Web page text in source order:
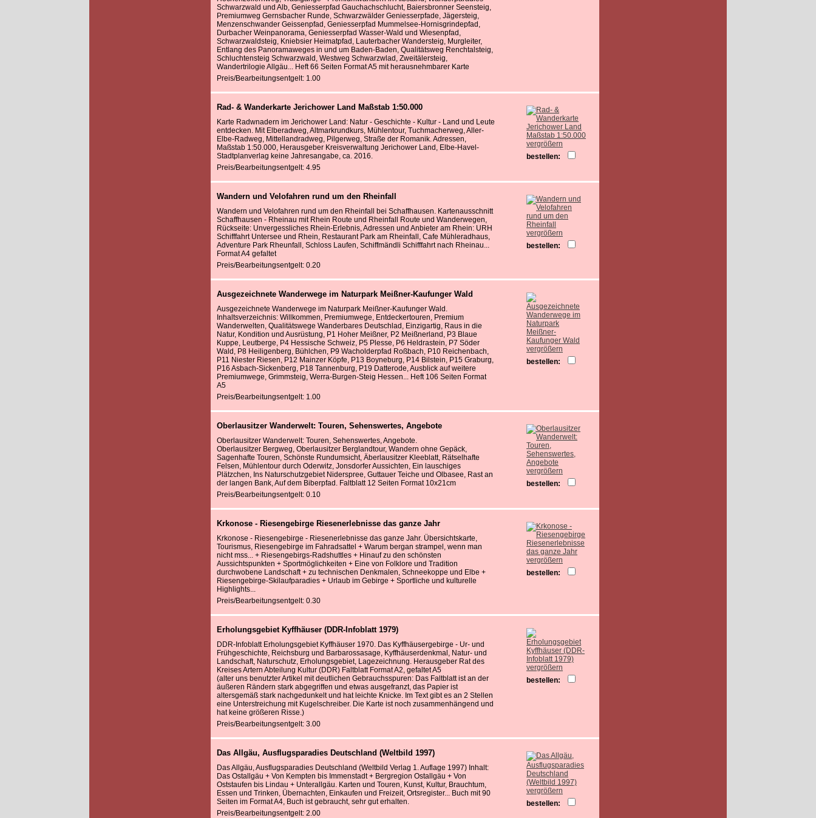
Schwarzwald und Alb, Geniesserpfad Gauchachschlucht, Baiersbronner Seensteig,
Premiumweg Gernsbacher Runde, Schwarzwälder Geniesserpfade, Jägersteig,
Menzenschwander Geissenpfad, Geniesserpfad Mummelsee-Hornisgrindepfad,
Durbacher Weinpanorama, Geniesserpfad Wasser-Wald und Wiesenpfad,
Schwarzwaldsteig, Kniebsier Heimatpfad, Lauterbacher Wandersteig, Murgleiter,
Entlang des Panoramaweges in und um Baden-Baden, Qualitätsweg Renchtalsteig,
Schluchtensteig Schwarzwald, Westweg Schwarzwlad, Zweitälersteig,
Wandertrilogie Allgäu... Heft 66 Seiten Format A5 mit herausnehmbarer Karte
Preis/Bearbeitungsentgelt: 1.00
Rad- & Wanderkarte Jerichower Land Maßstab 1:50.000
Karte Radwnadern im Jerichower Land: Natur - Geschichte - Kultur - Land und Leute
entdecken. Mit Elberadweg, Altmarkrundkurs, Mühlentour, Tuchmacherweg, Aller-
Elbe-Radweg, Mittellandradweg, Pilgerweg, Straße der Romanik. Adressen,
Maßstab 1:50.000, Herausgeber Kreisverwaltung Jerichower Land, Elbe-Havel-
Stadtplanverlag keine Jahresangabe, ca. 2016.
Preis/Bearbeitungsentgelt: 4.95
vergrößern
bestellen:
Wandern und Velofahren rund um den Rheinfall
Wandern und Velofahren rund um den Rheinfall bei Schaffhausen. Kartenausschnitt
Schaffhausen - Rheinau mit Rhein Route und Rheinfall Route und Wanderwegen,
Rückseite: Unvergessliches Rhein-Erlebnis, Adressen und Anbieter am Rhein: URH
Schifffahrt Untersee und Rhein, Restaurant Park am Rheinfall, Cafe Mühleradhaus,
Adventure Park Rheunfall, Schloss Laufen, Schiffmändli Schifffahrt nach Rheinau...
Format A4 gefaltet
Preis/Bearbeitungsentgelt: 0.20
vergrößern
bestellen:
Ausgezeichnete Wanderwege im Naturpark Meißner-Kaufunger Wald
Ausgezeichnete Wanderwege im Naturpark Meißner-Kaufunger Wald.
Inhaltsverzeichnis: Willkommen, Premiumwege, Entdeckertouren, Premium
Wanderwelten, Qualitätswege Wanderbares Deutschlad, Einzigartig, Raus in die
Natur, Kondition und Ausrüstung, P1 Hoher Meißner, P2 Meißnerland, P3 Blaue
Kuppe, Leutberge, P4 Hessische Schweiz, P5 Plesse, P6 Heldrastein, P7 Söder
Wald, P8 Heiligenberg, Bühlchen, P9 Wacholderpfad Roßbach, P10 Reichenbach,
P11 Niester Riesen, P12 Mainzer Köpfe, P13 Boyneburg, P14 Bilstein, P15 Graburg,
P16 Asbach-Sickenberg, P18 Tannenburg, P19 Datterode, Ausblick auf weitere
Premiumwege, Grimmsteig, Werra-Burgen-Steig Hessen... Heft 106 Seiten Format
A5
Preis/Bearbeitungsentgelt: 1.00
vergrößern
bestellen:
Oberlausitzer Wanderwelt: Touren, Sehenswertes, Angebote
Oberlausitzer Wanderwelt: Touren, Sehenswertes, Angebote.
Oberlausitzer Bergweg, Oberlausitzer Berglandtour, Wandern ohne Gepäck,
Sagenhafte Touren, Schönste Rundumsicht, Äberlausitzer Kleeblatt, Rätselhafte
Felsen, Mühlentour durch Oderwitz, Jonsdorfer Aussichten, Ein lauschiges
Plätzchen, Ins Naturschutzgebiet Niderspree, Guttauer Teiche und Olbasee, Rast an
der langen Bank, Auf dem Biberpfad. Faltblatt 12 Seiten Format 10x21cm
Preis/Bearbeitungsentgelt: 0.10
vergrößern
bestellen:
Krkonose - Riesengebirge Riesenerlebnisse das ganze Jahr
Krkonose - Riesengebirge - Riesenerlebnisse das ganze Jahr. Übersichtskarte,
Tourismus, Riesengebirge im Fahradsattel + Warum bergan strampel, wenn man
nicht mss... + Riesengebirgs-Radshuttles + Hinauf zu den schönsten
Aussichtspunkten + Sportmöglichkeiten + Eine von Folklore und Tradition
durchwobene Landschaft + zu technischen Denkmalen, Schneekoppe und Elbe +
Riesengebirge-Skilaufparadies + Urlaub im Gebirge + Sportliche und kulturelle
Highlights...
Preis/Bearbeitungsentgelt: 0.30
vergrößern
bestellen:
Erholungsgebiet Kyffhäuser (DDR-Infoblatt 1979)
DDR-Infoblatt Erholungsgebiet Kyffhäuser 1970. Das Kyffhäusergebirge - Ur- und
Frühgeschichte, Reichsburg und Barbarossasage, Kyffhäuserdenkmal, Natur- und
Landschaft, Naturschutz, Erholungsgebiet, Lagezeichnung. Herausgeber Rat des
Kreises Artern Abteilung Kultur (DDR) Faltblatt Format A2, gefaltet A5
(alter uns benutzter Artikel mit deutlichen Gebrauchsspuren: Das Faltblatt ist an der
äußeren Rändern stark abgegriffen und etwas ausgefranzt, das Papier ist
altersgemäß stark nachgedunkelt und hat leichte Knicke. Im Text gibt es an 2 Stellen
eine Unterstreichung mit Kugelschreiber. Die Karte ist noch zusammenhängend und
hat keine größeren Risse.)
Preis/Bearbeitungsentgelt: 3.00
vergrößern
bestellen:
Das Allgäu, Ausflugsparadies Deutschland (Weltbild 1997)
Das Allgäu, Ausflugsparadies Deutschland (Weltbild Verlag 1. Auflage 1997) Inhalt:
Das Ostallgäu + Von Kempten bis Immenstadt + Bergregion Ostallgäu + Von
Oststaufen bis Lindau + Unterallgäu. Karten und Touren, Kunst, Kultur, Brauchtum,
Essen und Trinken, Übernachten, Einkaufen und Freizeit, Ortsregister... Buch mit 90
Seiten im Format A4, Buch ist gebraucht, sehr gut erhalten.
Preis/Bearbeitungsentgelt: 2.00
vergrößern
bestellen: